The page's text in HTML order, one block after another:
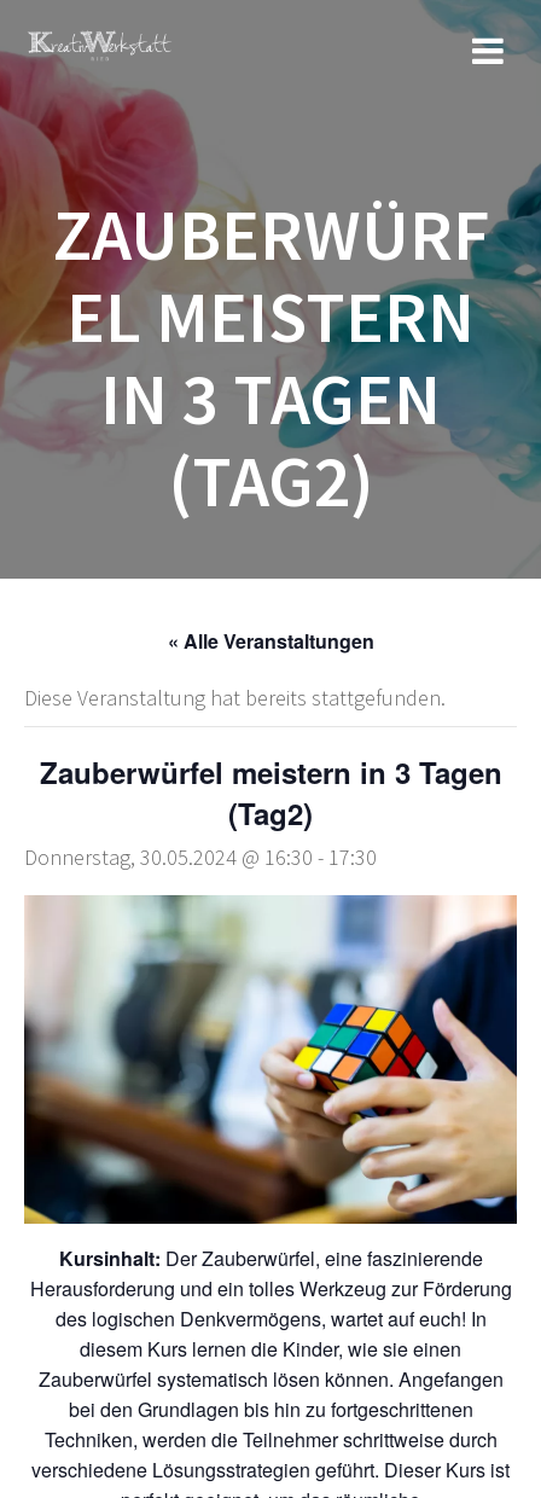
ZAUBERWÜRF
EL MEISTERN
IN 3 TAGEN
(TAG2)
« Alle Veranstaltungen
Diese Veranstaltung hat bereits stattgefunden.
Zauberwürfel meistern in 3 Tagen
(Tag2)
Donnerstag, 30.05.2024 @ 16:30 - 17:30
Kursinhalt: Der Zauberwürfel, eine faszinierende
Herausforderung und ein tolles Werkzeug zur Förderung
des logischen Denkvermögens, wartet auf euch! In
diesem Kurs lernen die Kinder, wie sie einen
Zauberwürfel systematisch lösen können. Angefangen
bei den Grundlagen bis hin zu fortgeschrittenen
Techniken, werden die Teilnehmer schrittweise durch
verschiedene Lösungsstrategien geführt. Dieser Kurs ist